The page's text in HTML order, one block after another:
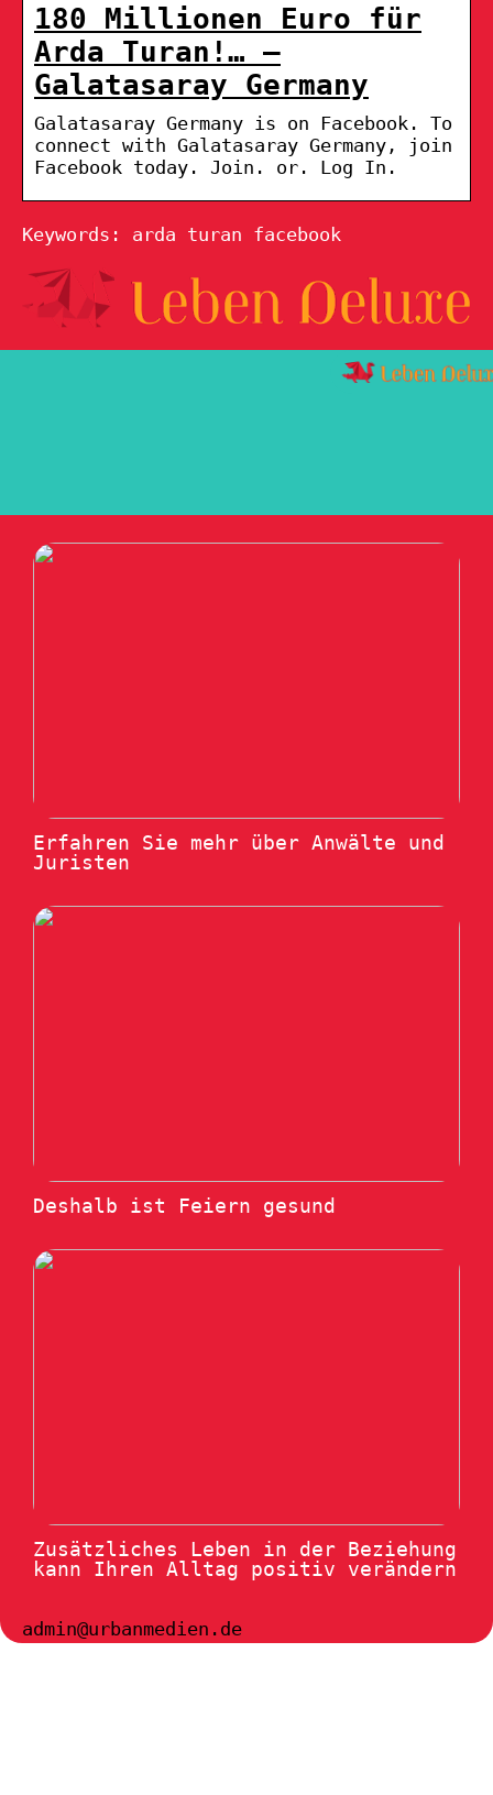
180 Millionen Euro für
Arda Turan!… –
Galatasaray Germany
Galatasaray Germany is on Facebook. To
connect with Galatasaray Germany, join
Facebook today. Join. or. Log In.
Keywords: arda turan facebook
Erfahren Sie mehr über Anwälte und
Juristen
Deshalb ist Feiern gesund
Zusätzliches Leben in der Beziehung
kann Ihren Alltag positiv verändern
admin@urbanmedien.de